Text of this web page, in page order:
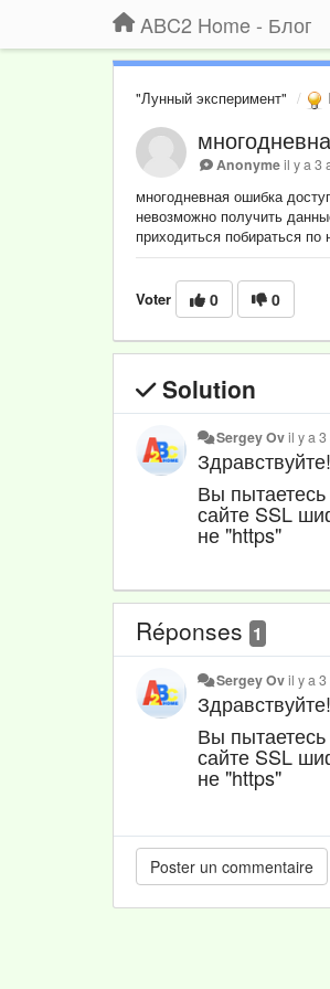
ABC2 Home - Блог
"Лунный эксперимент"
Anonymeil y a 3
многодневная ошибка
невозможно получить
приходиться побираться
Voter 0 0
Solution
Sergey Ovil y a
Здравствуйте!
Вы
сайте SSL
не "https"
Réponses 1
Sergey Ovil y a
Здравствуйте!
Вы
сайте SSL
не "https"